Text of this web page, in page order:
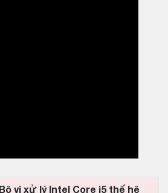
Bộ vi xử lý Intel Core i5 thế hệ